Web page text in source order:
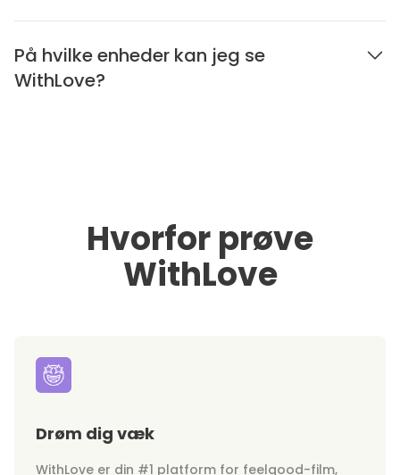
På hvilke enheder kan jeg se
WithLove?
Hvorfor prøve
WithLove
Drøm dig væk
WithLove er din #1 platform for feelgood-film,